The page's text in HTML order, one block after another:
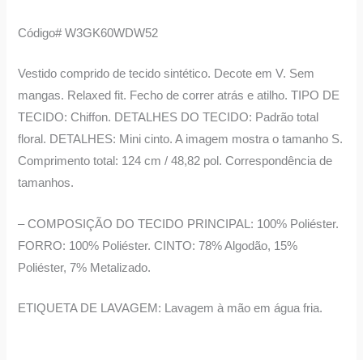
Código# W3GK60WDW52
Vestido comprido de tecido sintético. Decote em V. Sem
mangas. Relaxed fit. Fecho de correr atrás e atilho. TIPO DE
TECIDO: Chiffon. DETALHES DO TECIDO: Padrão total
floral. DETALHES: Mini cinto. A imagem mostra o tamanho S.
Comprimento total: 124 cm / 48,82 pol. Correspondência de
tamanhos.
– COMPOSIÇÃO DO TECIDO PRINCIPAL: 100% Poliéster.
FORRO: 100% Poliéster. CINTO: 78% Algodão, 15%
Poliéster, 7% Metalizado.
ETIQUETA DE LAVAGEM: Lavagem à mão em água fria.